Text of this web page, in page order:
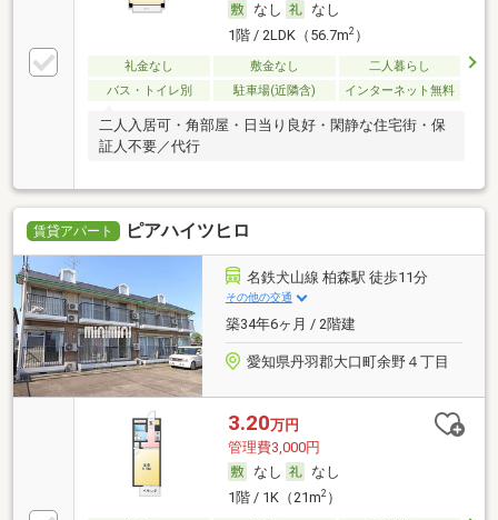
なし
なし
1階 / 2LDK（56.7m2）
礼金なし 敷金なし
二人暮らし
バス・トイレ別
駐車場(近隣含) インターネット無料
二人入居可・角部屋・日当り良好・閑静な住宅街・保
証人不要／代行
賃貸アパート ピアハイツヒロ
名鉄犬山線 柏森駅 徒歩11分
その他の交通
築34年6ヶ月 / 2階建
愛知県丹羽郡大口町余野４丁目
3.20万円
管理費3,000円
なし
なし
1階 / 1K（21m2）